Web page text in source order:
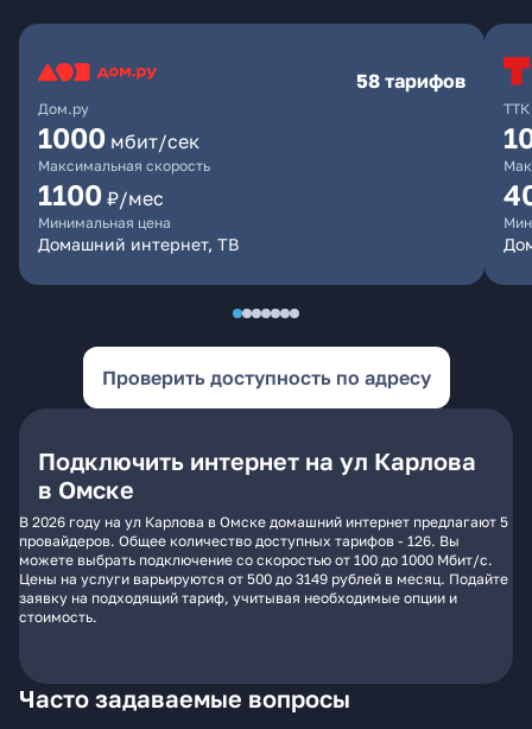
Дом.ру
58 тарифов
1000 мбит/сек
Максимальная скорость
1100 ₽/мес
Минимальная цена
Домашний интернет, ТВ
ТТК
Проверить доступность по адресу
Подключить интернет на ул Карлова
в Омске
В 2026 году на ул Карлова в Омске домашний интернет предлагают 5
провайдеров. Общее количество доступных тарифов - 126. Вы
можете выбрать подключение со скоростью от 100 до 1000 Мбит/с.
Цены на услуги варьируются от 500 до 3149 рублей в месяц. Подайте
заявку на подходящий тариф, учитывая необходимые опции и
стоимость.
Часто задаваемые вопросы